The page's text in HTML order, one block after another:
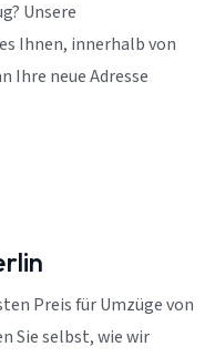
Unsere
Ihnen, innerhalb von
Ihre neue Adresse
Preis für Umzüge von
Sie selbst, wie wir